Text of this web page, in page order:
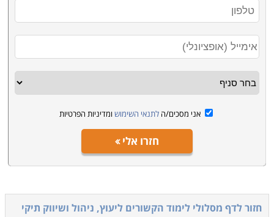
אני מסכים/ה לתנאי השימוש ומדיניות הפרטיות
חזרו אלי
חזור לדף מסלולי לימוד הקשורים ליעוץ, ניהול ושיווק תיקי